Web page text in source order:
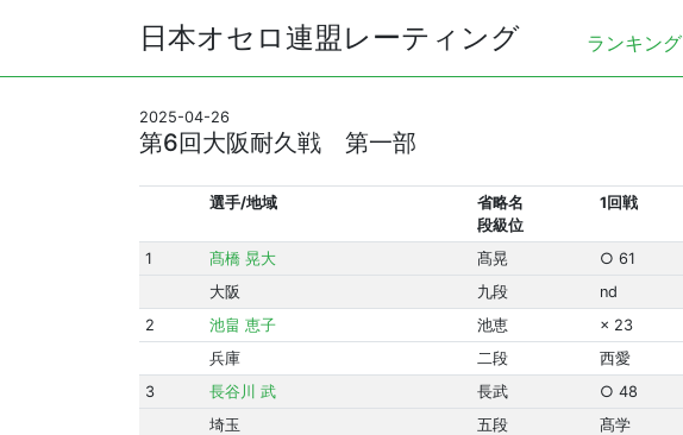
日本オセロ連盟レーティング ランキング
2025-04-26
第6回大阪耐久戦 第一部
選手/地域
省略名
段級位
1回戦
1 髙橋 晃大 髙晃 ○ 61
大阪
九段 nd
2
池畠 恵子 池恵 × 23
兵庫
二段 西愛
3
長谷川 武 長武 ○ 48
埼玉
五段 髙学